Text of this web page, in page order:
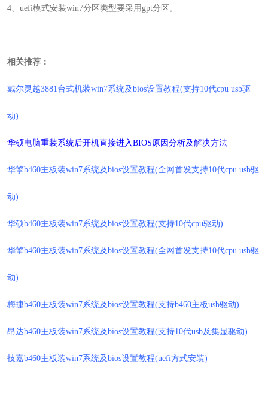
4 、uefi模式安装win7分区类型要采用gpt分区。
相关推荐：
戴尔灵越3881台式机装win7系统及bios设置教程(支持10代cpu usb驱
动)
华硕电脑重装系统后开机直接进入BIOS原因分析及解决方法
华擎b460主板装win7系统及bios设置教程(全网首发支持10代cpu usb驱
动)
华硕b460主板装win7系统及bios设置教程(支持10代cpu驱动)
华擎b460主板装win7系统及bios设置教程(全网首发支持10代cpu usb驱
动)
梅捷b460主板装win7系统及bios设置教程(支持b460主板usb驱动)
昂达b460主板装win7系统及bios设置教程(支持10代usb及集显驱动)
技嘉b460主板装win7系统及bios设置教程(uefi方式安装)